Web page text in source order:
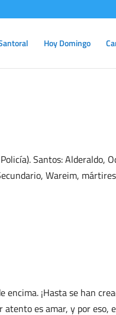
Hoy Domingo
Santos: Alderaldo,
Wareim,
¡Hasta se han
es amar, y por eso,